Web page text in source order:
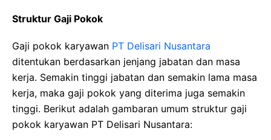
Struktur Gaji Pokok
Gaji pokok karyawan PT Delisari Nusantara
ditentukan berdasarkan jenjang jabatan dan masa
kerja. Semakin tinggi jabatan dan semakin lama masa
kerja, maka gaji pokok yang diterima juga semakin
tinggi. Berikut adalah gambaran umum struktur gaji
pokok karyawan PT Delisari Nusantara: